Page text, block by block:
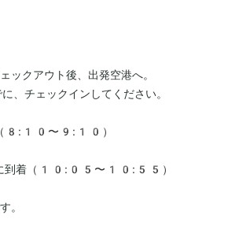
ックアウト後、出発空港へ。
、チェックインしてください。
8:10〜9:10）
到着（10:05〜10:55）
。